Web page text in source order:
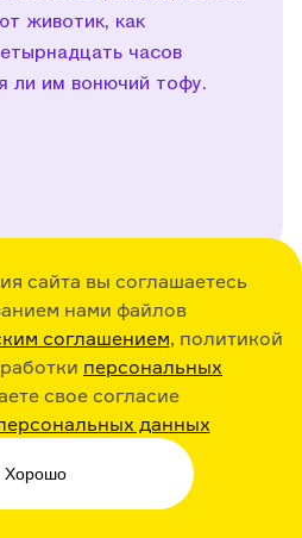
сайта вы соглашаетесь
нами файлов
соглашением, политикой
персональных
свое согласие
данных
Хорошо
животик, как
часов
ли им вонючий тофу.
эльфах,